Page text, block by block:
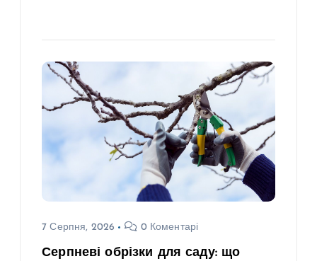
7 Серпня, 2026 0 Коментарі
Серпневі обрізки для саду: що